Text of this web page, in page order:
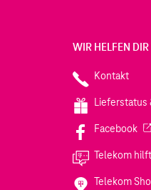
WIR HELFEN
Kontakt
Lieferstatus
Facebook
Telekom
Telekom